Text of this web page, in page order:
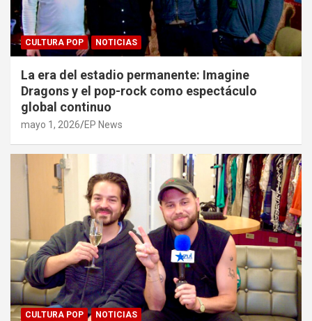
CULTURA POP NOTICIAS
La era del estadio permanente: Imagine
Dragons y el pop-rock como espectáculo
global continuo
mayo 1, 2026 EP News
CULTURA POP NOTICIAS